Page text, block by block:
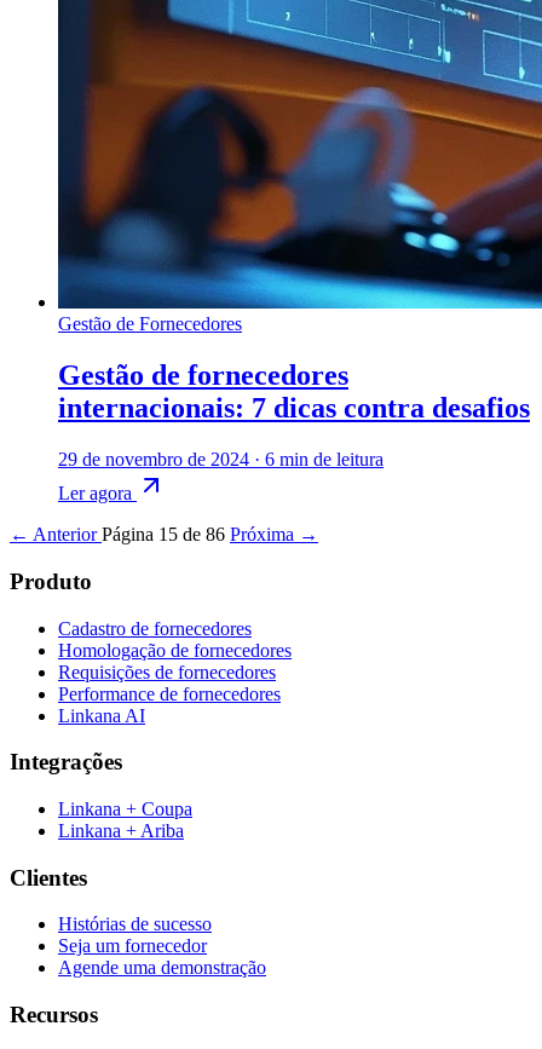
Gestão de Fornecedores
Gestão de fornecedores
internacionais: 7 dicas contra desafios
29 de novembro de 2024 · 6 min de leitura
Ler agora
← AnteriorPágina 15 de 86 Próxima →
Produto
Cadastro de fornecedores
Homologação de fornecedores
Requisições de fornecedores
Performance de fornecedores
Linkana AI
Integrações
Linkana + Coupa
Linkana + Ariba
Clientes
Histórias de sucesso
Seja um fornecedor
Agende uma demonstração
Recursos